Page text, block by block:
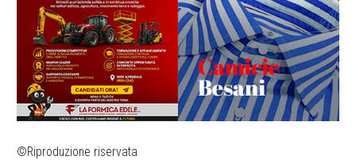
©Riproduzione riservata